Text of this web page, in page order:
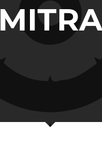
MITRA